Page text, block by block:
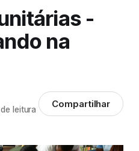
-
na
leitura Compartilhar